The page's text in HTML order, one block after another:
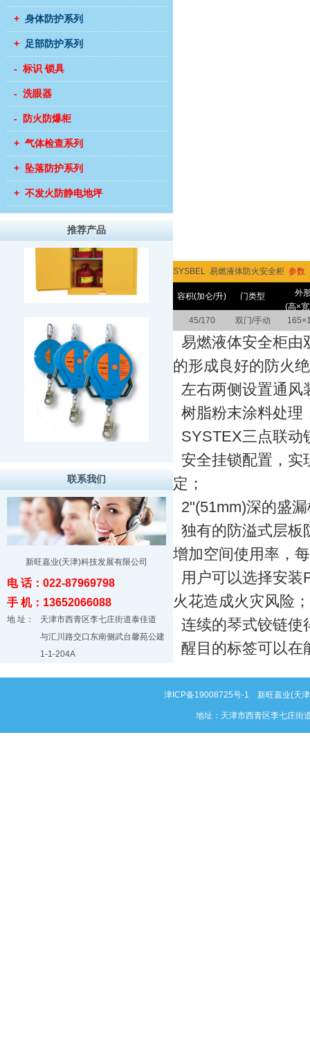
+ 身体防护系列
+ 足部防护系列
- 标识 锁具
- 洗眼器
- 防火防爆柜
+ 气体检查系列
+ 坠落防护系列
+ 不发火防静电地坪
推荐产品
联系我们
新旺嘉业(天津)科技发展有限公司
电 话：022-87969798
手 机：13652066088
地 址：
天津市西青区李七庄街道泰佳道
与汇川路交口东南侧武台馨苑公建
1-1-204A
SYSBEL 易燃液体防火安全柜 参数
容积(加仑/升) 门类型
外
(高×
45/170
双门/手动
易燃液体安全柜由
的形成良好的防火
左右两侧设置通风
树脂粉末涂料处理
SYSTEX三点联动
安全挂锁配置，实
定；
2"(51mm)深的盛
独有的防溢式层板
增加空间使用率，
用户可以选择安装
火花造成火灾风险；
连续的琴式铰链使
醒目的标签可以在
津ICP备19008725号-1 新旺嘉业(天
地址：天津市西青区李七庄街